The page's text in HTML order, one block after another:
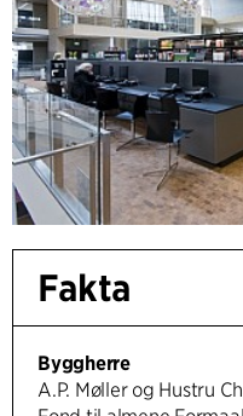
Fakta
Byggherre
A.P. Møller og Hustru